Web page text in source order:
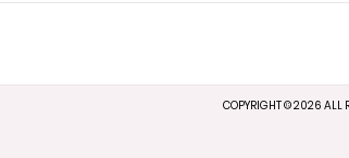
COPYRIGHT ©2026 ALL